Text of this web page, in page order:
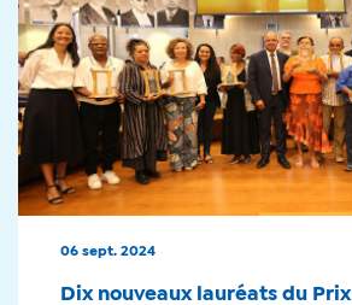
06 sept. 2024
Dix nouveaux lauréats du Prix